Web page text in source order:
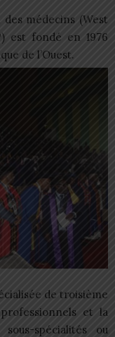
médecins (West
est fondé en 1976
de l’Ouest.
de troisième
et la
spécialités ou